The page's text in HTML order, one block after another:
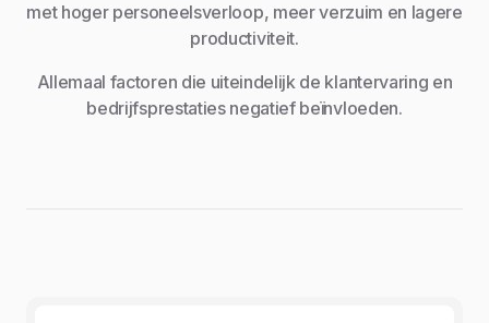
met hoger personeelsverloop, meer verzuim en lagere
productiviteit.
Allemaal factoren die uiteindelijk de klantervaring en
bedrijfsprestaties negatief beïnvloeden.